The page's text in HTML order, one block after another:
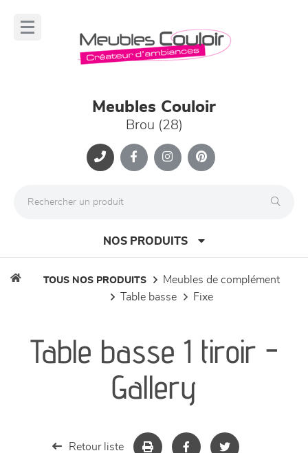
Meubles Couloir
Brou (28)
NOS PRODUITS
séjours
meubles de complément
TOUS NOS PRODUITS
meubles de complément
table basse
fixe
Table basse 1 tiroir -
Gallery
Retour liste